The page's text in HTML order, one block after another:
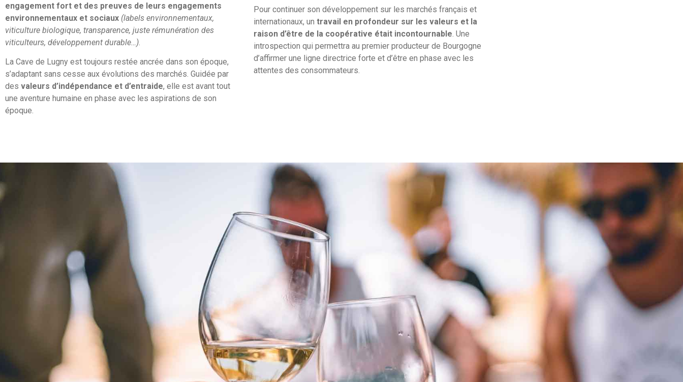
engagement fort et des preuves de leurs engagements
environnementaux et sociaux (labels environnementaux,
viticulture biologique, transparence, juste rémunération des
viticulteurs, développement durable…).
La Cave de Lugny est toujours restée ancrée dans son époque,
s’adaptant sans cesse aux évolutions des marchés. Guidée par
des valeurs d’indépendance et d’entraide, elle est avant tout
une aventure humaine en phase avec les aspirations de son
époque.
Pour continuer son développement sur les marchés français et
internationaux, un travail en profondeur sur les valeurs et la
raison d’être de la coopérative était incontournable. Une
introspection qui permettra au premier producteur de Bourgogne
d’affirmer une ligne directrice forte et d’être en phase avec les
attentes des consommateurs.